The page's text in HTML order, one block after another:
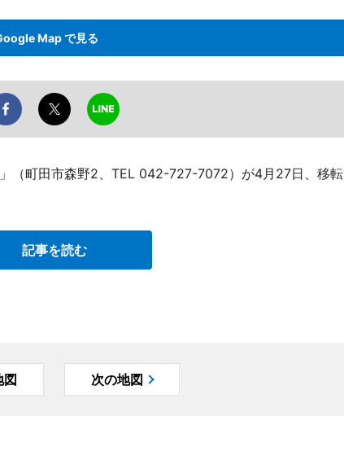
Map で見る
（町田市森野2、TEL 042-727-7072）が4月27日、移転
記事を読む
図 次の地図